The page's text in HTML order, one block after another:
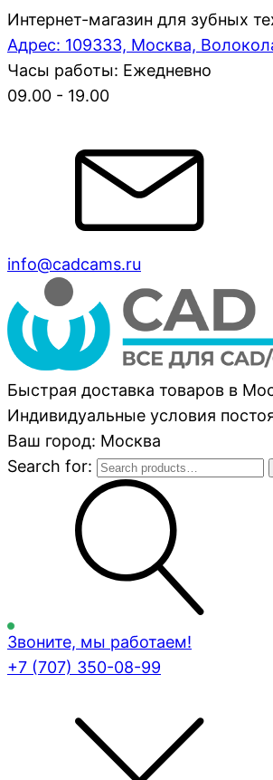
Интернет-магазин для зубных
Адрес: 109333, Москва,
Часы работы: Ежедневно
09.00 - 19.00
info@cadcams.ru
Быстрая доставка товаров в
Индивидуальные условия
Ваш город: Москва
Search for:
Звоните, мы работаем!
+7 (707) 350-08-99